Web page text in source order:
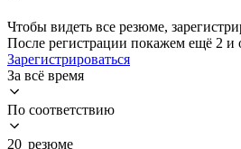
Чтобы видеть все резюме,
После регистрации покажем ещё 2 и
Зарегистрироваться
За всё время
По соответствию
20 резюме